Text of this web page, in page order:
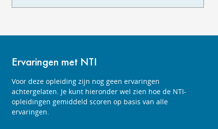
Ervaringen met NTI
Voor deze opleiding zijn nog geen ervaringen
achtergelaten. Je kunt hieronder wel zien hoe de NTI-
opleidingen gemiddeld scoren op basis van alle
ervaringen.